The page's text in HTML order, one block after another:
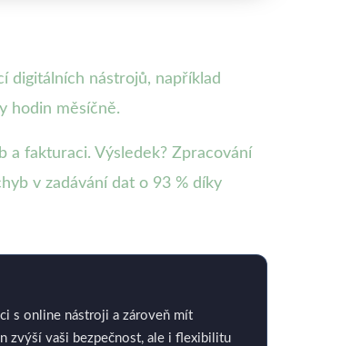
digitálních nástrojů, například
hodin měsíčně.
a fakturaci. Výsledek? Zpracování
v zadávání dat o 93 % díky
s online nástroji a zároveň mít
zvýší vaši bezpečnost, ale i flexibilitu